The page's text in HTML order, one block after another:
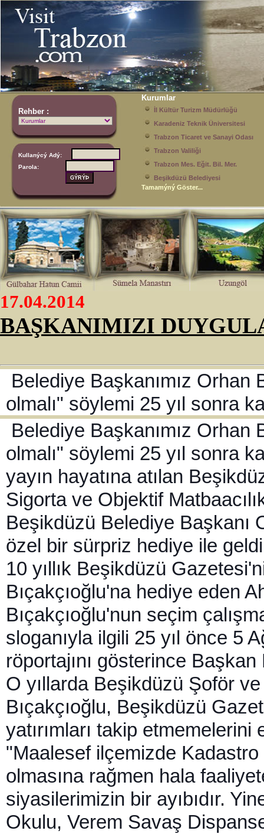
Rehber :
Kurumlar
İl Kültür Turizm Müdürlüğü
Karadeniz Teknik Üniversitesi
Trabzon Ticaret ve Sanayi Odası
Trabzon Valiliği
Trabzon Mes. Eğit. Bil. Mer.
Beşikdüzü Belediyesi
Tamamýný Göster...
Kullanýcý Adý:
Parola:
17.04.2014
BAŞKANIMIZI
Belediye Başkanımız Orhan
olmalı" söylemi 25 yıl sonra
Belediye Başkanımız Orhan
olmalı" söylemi 25 yıl sonra
yayın hayatına atılan
Sigorta ve Objektif
Beşikdüzü Belediye Başkanı
özel bir sürpriz hediye ile
10 yıllık Beşikdüzü
Bıçakçıoğlu'na hediye eden
Bıçakçıoğlu'nun seçim
sloganıyla ilgili 25 yıl önce 5
röportajını gösterince
O yıllarda Beşikdüzü Şoför
Bıçakçıoğlu, Beşikdüzü
yatırımları takip
"Maalesef ilçemizde
olmasına rağmen hala
siyasilerimizin bir ayıbıdır.
Okulu, Verem Savaş